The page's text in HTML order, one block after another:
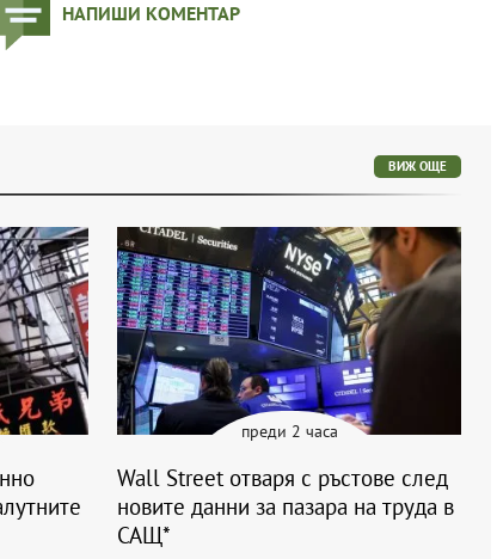
НАПИШИ КОМЕНТАР
Затварят за кратко
ул. „Вълноломна“ в
неделя
ВИЖ ОЩЕ
преди 2 часа
Wall Street отваря с ръстове след
новите данни за пазара на труда в
САЩ*